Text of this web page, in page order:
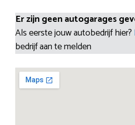
Er zijn geen autogarages
Als eerste jouw autobedrijf hier?
bedrijf aan te melden